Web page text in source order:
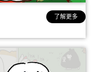
了解更多